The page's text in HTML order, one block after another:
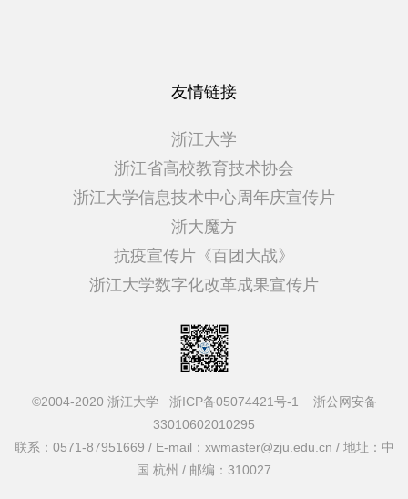
友情链接
浙江大学
浙江省高校教育技术协会
浙江大学信息技术中心周年庆宣传片
浙大魔方
抗疫宣传片《百团大战》
浙江大学数字化改革成果宣传片
©2004-2020 浙江大学 浙ICP备05074421号-1
浙公网安备
33010602010295
联系：0571-87951669 / E-mail：xwmaster@zju.edu.cn / 地址：中
国 杭州 / 邮编：310027